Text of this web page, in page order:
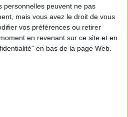
personnelles peuvent ne pas
mais vous avez le droit de vous
vos préférences ou retirer
en revenant sur ce site et en
en bas de la page Web.
SIGNING UP TO INNER CIRCLE SOON?